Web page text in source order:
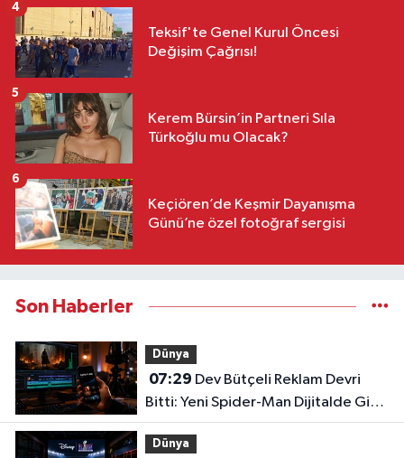
Teksif'te Genel Kurul Öncesi
Değişim Çağrısı!
4
Kerem Bürsin’in Partneri Sıla
Türkoğlu mu Olacak?
5
Keçiören’de Keşmir Dayanışma
Günü’ne özel fotoğraf sergisi
6
Son Haberler
Dünya
07:29
Bitti: Yeni Spider-Man Dijitalde Gişe
Rekorlarını Altüst Etti!
Dünya